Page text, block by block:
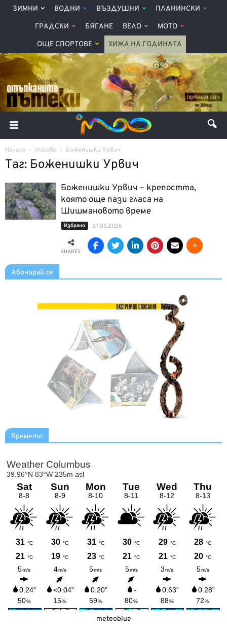
ЗИМНИ ВОДНИ ВЪЗДУШНИ ПЛАНИНСКИ
ГРАДСКИ БЯГАНЕ ВЕЛО МОТО
ОЩЕ СПОРТОВЕ ХИЖА НА ГОДИНАТА
Начало тагове Боженишки Урвич
Таг: Боженишки Урвич
Боженишки Урвич – крепостта,
която още пази гласа на
Шишмановото време
Избрано 27.05.2026
SHARES
Абонирай се
Времето
meteoblue